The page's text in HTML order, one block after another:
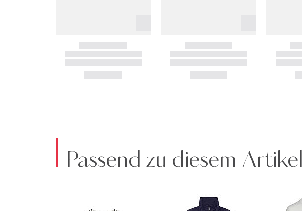
Passend zu diesem Artikel